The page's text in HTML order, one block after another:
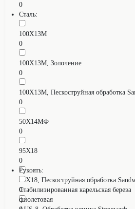
0
Сталь:
100Х13М
0
100Х13М, Золочение
0
100Х13М, Пескоструйная обработка
0
50Х14МФ
0
95Х18
0
95Х18, Пескоструйная обработка
0
Рукоять:
Cтабилизированная карельская береза
фиолетовая